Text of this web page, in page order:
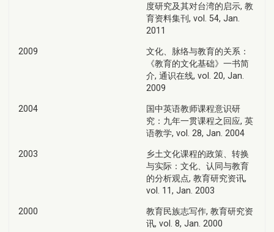
度研究及其对台湾的启示, 教
育资料集刊, vol. 54, Jan.
2011
2009
文化、脉络与教育的关系：
《教育的文化基础》一书简
介, 通识在线, vol. 20, Jan.
2009
2004
国中英语教师课程意识研
究：九年一贯课程之回应, 英
语教学, vol. 28, Jan. 2004
2003
乡土文化课程的政策、转换
与实际：文化、认同与教育
的分析观点, 教育研究资讯,
vol. 11, Jan. 2003
2000
教育民族志写作, 教育研究资
讯, vol. 8, Jan. 2000